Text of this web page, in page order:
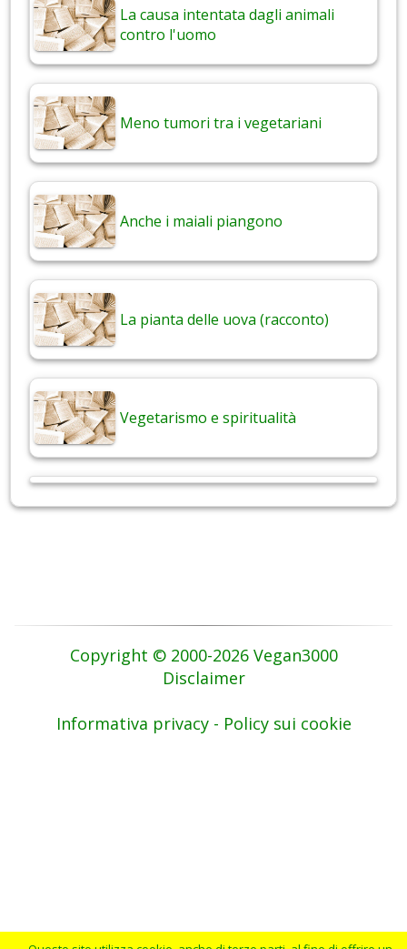
La causa intentata dagli animali
contro l'uomo
Meno tumori tra i vegetariani
Anche i maiali piangono
La pianta delle uova (racconto)
Vegetarismo e spiritualità
Copyright © 2000-2026 Vegan3000
Disclaimer
Informativa privacy - Policy sui cookie